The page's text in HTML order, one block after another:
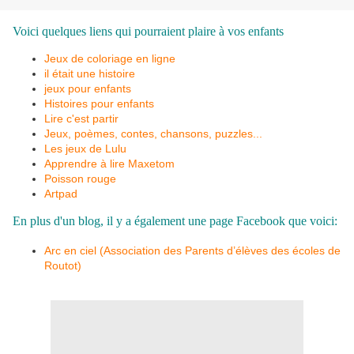
Voici quelques liens qui pourraient plaire à vos enfants
Jeux de coloriage en ligne
il était une histoire
jeux pour enfants
Histoires pour enfants
Lire c'est partir
Jeux, poèmes, contes, chansons, puzzles...
Les jeux de Lulu
Apprendre à lire Maxetom
Poisson rouge
Artpad
En plus d'un blog, il y a également une page Facebook que voici:
Arc en ciel (Association des Parents d’élèves des écoles de
Routot)